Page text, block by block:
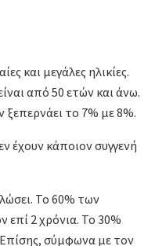
και μεγάλες ηλικίες.
από 50 ετών και άνω.
το 7% με 8%.
έχουν κάποιον συγγενή
Το 60% των
επί 2 χρόνια. Το 30%
σύμφωνα με τον